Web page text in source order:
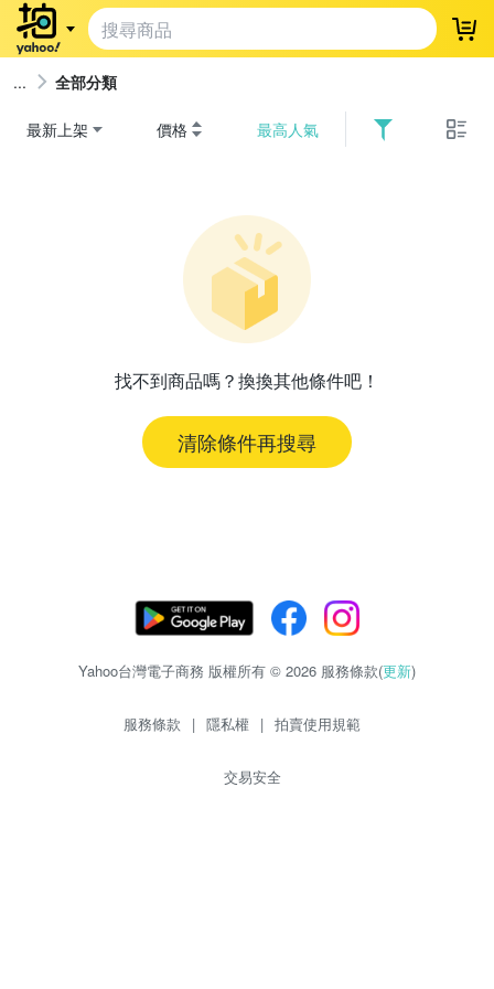
登
全部分類
最新上架 價格 最高人氣
找不到商品嗎？換換其他條件吧！
清除條件再搜尋
Yahoo台灣電子商務 版權所有 © 2026 服務條款(更新)
服務條款 | 隱私權 | 拍賣使用規範
交易安全